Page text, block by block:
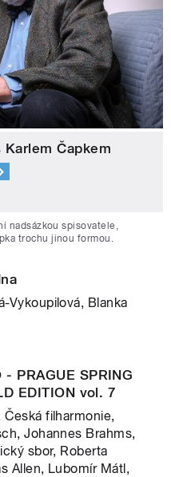
Karlem Čapkem
nadsázkou spisovatele,
trochu jinou formou.
Vykoupilová, Blanka
- PRAGUE SPRING
EDITION vol. 7
filharmonie,
Johannes Brahms,
sbor, Roberta
Allen, Lubomír Mátl,